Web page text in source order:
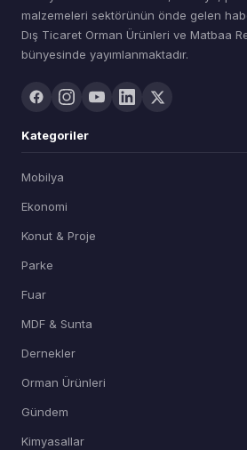
malzemeleri sektörünün önde gelen
Dış Ticaret Orman Ürünleri ve Matbaa
bünyesinde yayımlanmaktadır.
Kategoriler
Mobilya
Ekonomi
Konut & Proje
Parke
Fuar
MDF & Sunta
Dernekler
Orman Ürünleri
Gündem
Kimyasallar